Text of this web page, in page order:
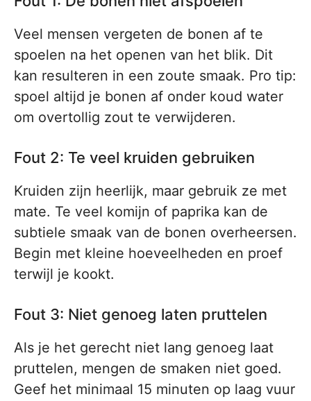
Veel mensen vergeten de bonen af te
spoelen na het openen van het blik. Dit
kan resulteren in een zoute smaak. Pro tip:
spoel altijd je bonen af onder koud water
om overtollig zout te verwijderen.
Fout 2: Te veel kruiden gebruiken
Kruiden zijn heerlijk, maar gebruik ze met
mate. Te veel komijn of paprika kan de
subtiele smaak van de bonen overheersen.
Begin met kleine hoeveelheden en proef
terwijl je kookt.
Fout 3: Niet genoeg laten pruttelen
Als je het gerecht niet lang genoeg laat
pruttelen, mengen de smaken niet goed.
Geef het minimaal 15 minuten op laag vuur